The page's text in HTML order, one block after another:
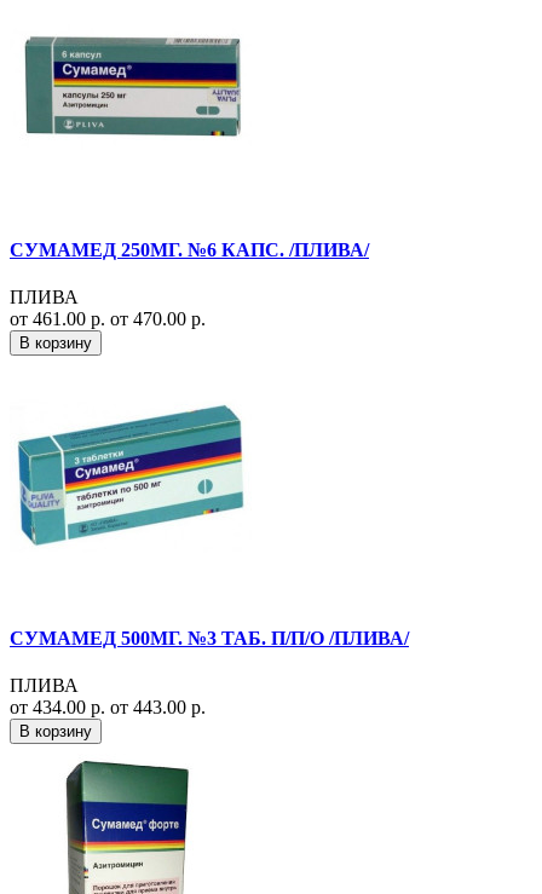
СУМАМЕД 250МГ. №6 КАПС. /ПЛИВА/
ПЛИВА
от 461.00 р. от 470.00 р.
В корзину
СУМАМЕД 500МГ. №3 ТАБ. П/П/О /ПЛИВА/
ПЛИВА
от 434.00 р. от 443.00 р.
В корзину